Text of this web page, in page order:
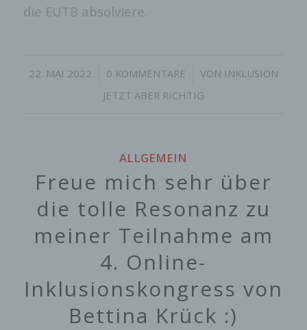
die EUTB absolviere.
22. MAI 2022
/ 0 KOMMENTARE
/ VON INKLUSION
JETZT ABER RICHTIG
ALLGEMEIN
Freue mich sehr über
die tolle Resonanz zu
meiner Teilnahme am
4. Online-
Inklusionskongress von
Bettina Krück :)